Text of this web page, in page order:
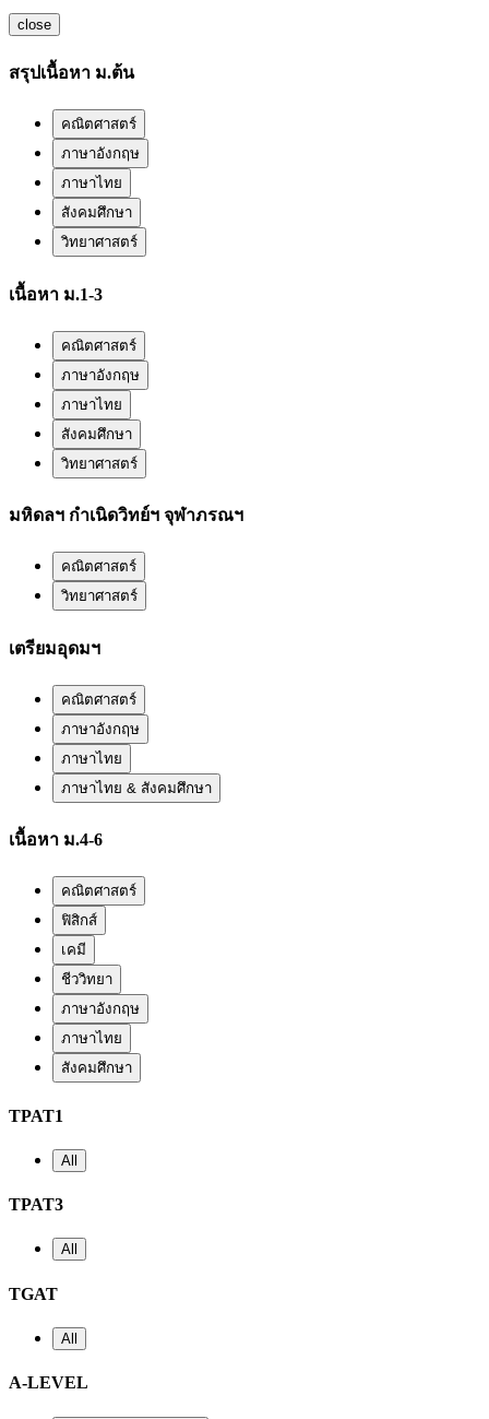
close
สรุปเนื้อหา ม.ต้น
คณิตศาสตร์
ภาษาอังกฤษ
ภาษาไทย
สังคมศึกษา
วิทยาศาสตร์
เนื้อหา ม.1-3
คณิตศาสตร์
ภาษาอังกฤษ
ภาษาไทย
สังคมศึกษา
วิทยาศาสตร์
มหิดลฯ กำเนิดวิทย์ฯ จุฬาภรณฯ
คณิตศาสตร์
วิทยาศาสตร์
เตรียมอุดมฯ
คณิตศาสตร์
ภาษาอังกฤษ
ภาษาไทย
ภาษาไทย & สังคมศึกษา
เนื้อหา ม.4-6
คณิตศาสตร์
ฟิสิกส์
เคมี
ชีววิทยา
ภาษาอังกฤษ
ภาษาไทย
สังคมศึกษา
TPAT1
All
TPAT3
All
TGAT
All
A-LEVEL